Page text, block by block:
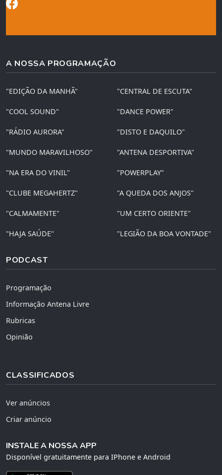
A NOSSA PROGRAMAÇÃO
"EDIÇÃO DA MANHÃ" "CENTRAL DE ESCUTA"
"COOL SOUND" "DANCE POWER"
"RÁDIO AURORA" "DISTO E DAQUILO"
"MUNDO MARAVILHOSO" "ANTENA DESPORTIVA"
"NA ERA DO VINIL" "POWERPLAY"
"CLUBE MEGAHERTZ" "A QUEDA DOS ANJOS"
"CALMAMENTE" "UM CERTO ORIENTE"
"HAJA SAÚDE" "LEGIÃO DA BOA VONTADE"
PODCAST
Programação
Informação Antena Livre
Rubricas
Opinião
CLASSIFICADOS
Ver anúncios
Criar anúncio
INSTALE A NOSSA APP
Disponível gratuitamente para IPhone e Android